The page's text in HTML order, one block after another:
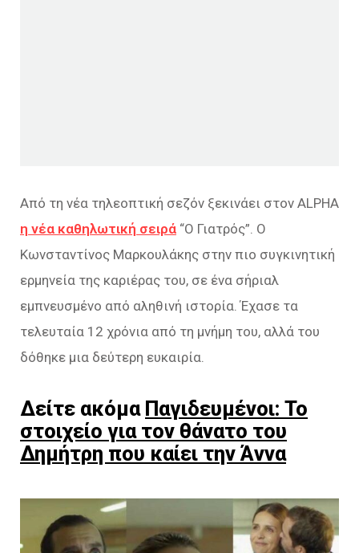
Από τη νέα τηλεοπτική σεζόν ξεκινάει στον ALPHA
η νέα καθηλωτική σειρά “Ο Γιατρός”. Ο
Κωνσταντίνος Μαρκουλάκης στην πιο συγκινητική
ερμηνεία της καριέρας του, σε ένα σήριαλ
εμπνευσμένο από αληθινή ιστορία. Έχασε τα
τελευταία 12 χρόνια από τη μνήμη του, αλλά του
δόθηκε μια δεύτερη ευκαιρία.
Δείτε ακόμα Παγιδευμένοι: Το
στοιχείο για τον θάνατο του
Δημήτρη που καίει την Άννα